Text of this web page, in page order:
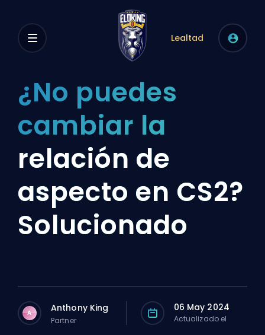
Lealtad
¿No puedes
cambiar la
relación de
aspecto en CS2?
Solucionado
A Anthony King
Partner
06 May 2024
Actualizado el